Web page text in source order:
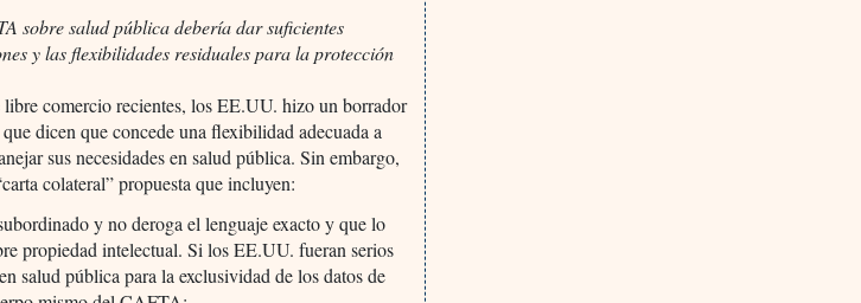
sobre salud pública debería dar suficientes
y las flexibilidades residuales para la protección
comercio recientes, los EE.UU. hizo un borrador
dicen que concede una flexibilidad adecuada a
sus necesidades en salud pública. Sin embargo,
colateral” propuesta que incluyen:
y no deroga el lenguaje exacto y que lo
propiedad intelectual. Si los EE.UU. fueran serios
salud pública para la exclusividad de los datos de